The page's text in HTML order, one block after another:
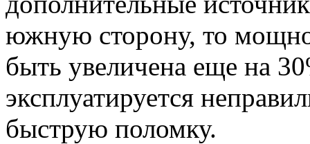
южную сторону, то
быть увеличена еще на
эксплуатируется
быструю поломку.